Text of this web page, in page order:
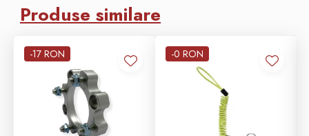
Protectie:Impedica deteriorarea
Montaj:Rapid si usor
Constructie:
Utilizare:
Transport echipamente
Produse similare
-17 RON -0 RON